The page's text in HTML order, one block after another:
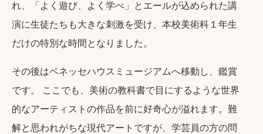
れ、「よく遊び、よく学べ」とエールが込められた講
演に生徒たちも大きな刺激を受け、本校美術科１年生
だけの特別な時間となりました。
その後はベネッセハウスミュージアムへ移動し、鑑賞
です。 ここでも、美術の教科書で目にするような世界
的なアーティストの作品を前に好奇心が溢れます。難
解と思われがちな現代アートですが、学芸員の方の問